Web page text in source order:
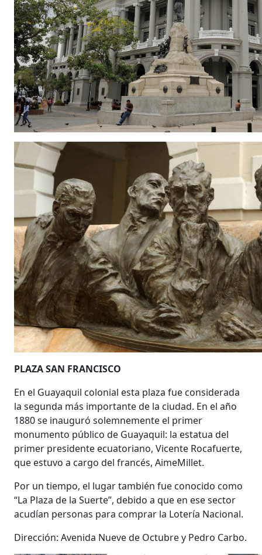
PLAZA SAN FRANCISCO
En el Guayaquil colonial esta plaza fue considerada
la segunda más importante de la ciudad. En el año
1880 se inauguró solemnemente el primer
monumento público de Guayaquil: la estatua del
primer presidente ecuatoriano, Vicente Rocafuerte,
que estuvo a cargo del francés, AimeMillet.
Por un tiempo, el lugar también fue conocido como
“La Plaza de la Suerte”, debido a que en ese sector
acudían personas para comprar la Lotería Nacional.
Dirección: Avenida Nueve de Octubre y Pedro Carbo.